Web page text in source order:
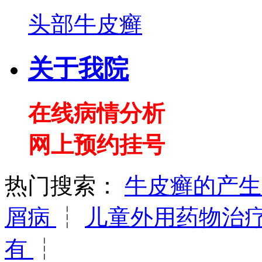
头部牛皮癣
关于我院
在线病情分析
网上预约挂号
热门搜索：
牛皮癣的产
屑病
┆
儿童外用药物治
有
┆